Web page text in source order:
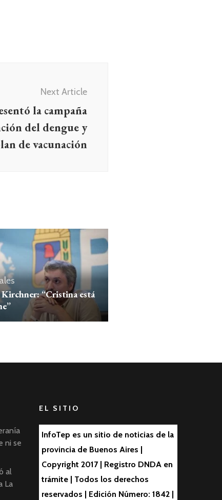
Next Article
la campaña
del dengue y
de vacunación
“Cristina está
ni se
al
La
EL SITIO
InfoTep es un sitio de noticias de la
provincia de Buenos Aires |
Copyright 2017 | Registro DNDA en
trámite | Todos los derechos
reservados | Edición Número: 1842 |